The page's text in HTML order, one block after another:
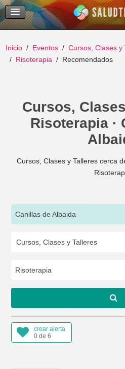
Temas Recientes
Buscar
Inicio Eventos Cursos, Clases y
Risoterapia
Recomendados
Cursos,
Risoterapia ·
Cursos, Clases y Talleres cerca
Canillas de Albaida
Risoterapia
crear alerta
0 de 6